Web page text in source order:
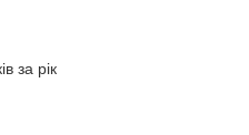
за рік